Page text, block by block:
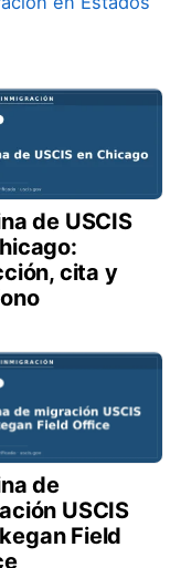
de USCIS
cita y
de
USCIS
Field